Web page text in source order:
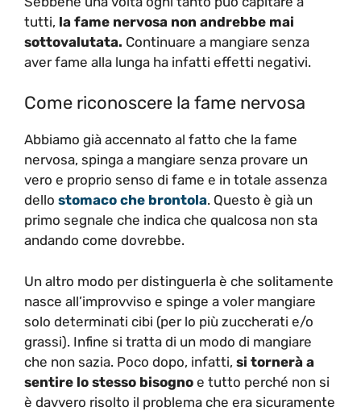
tutti, la fame nervosa non andrebbe mai
sottovalutata. Continuare a mangiare senza
aver fame alla lunga ha infatti effetti negativi.
Come riconoscere la fame nervosa
Abbiamo già accennato al fatto che la fame
nervosa, spinga a mangiare senza provare un
vero e proprio senso di fame e in totale assenza
dello stomaco che brontola. Questo è già un
primo segnale che indica che qualcosa non sta
andando come dovrebbe.
Un altro modo per distinguerla è che solitamente
nasce all’improvviso e spinge a voler mangiare
solo determinati cibi (per lo più zuccherati e/o
grassi). Infine si tratta di un modo di mangiare
che non sazia. Poco dopo, infatti, si tornerà a
sentire lo stesso bisogno e tutto perché non si
è davvero risolto il problema che era sicuramente